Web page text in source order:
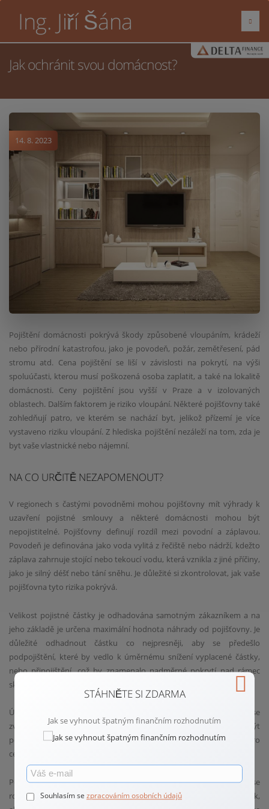
Ing. Jiří Šána
Jak ochránit svou domácnost?
14. 8. 2023
Pojištění domácnosti pokrývá škody způsobené vloupáním, krádeží
nebo přírodní katastrofou, jako je povodeň, požár, zemětřesení, pád
stromu atd. Cena pojištění se liší v závislosti na pokrytí, na výši
spoluúčasti, kterou musí poškozená osoba zaplatit, a také na lokalitě
domácnosti. Ceny pojištění jsou vyšší v Praze a v izolovaných
oblastech. Dalším faktorem je riziko vloupání. Některé pojišťovny také
zohledňují patro, ve kterém se nachází byt, jelikož přízemí je více
vystaveno riziku vloupání. Z hlediska pojištění nezáleží na tom, zda je
byt vaše vlastnické nebo nájemní.
NA CO URČITĚ NEZAPOMENOUT?
V regionech s častými povodněmi mohou pojišťovny mít výhrady k
uzavření pojistné smlouvy a některé domácnosti mohou být
nepojistitelné. Pojišťovny definují rozdíl mezi povodní a záplavou.
Povodeň je definována jako voda vylitá z řečiště nebo nádrží, kdežto
záplava zahrnuje stojící nebo tekoucí vodu, která vznikla z jiné příčiny,
jako je silný déšť nebo tání sněhu. Je důležité si zkontrolovat, jak vaše
pojišťovna tyto rizika pokrývá.
Velikost pojistné částky je odhadována samotným zákazníkem a na
jeho základě je určena maximální hodnota náhrady od pojišťovny. Je
důležité odhadnout částku co nejpresněji, aby se předešlo
podpojištění, které by vedlo k úměrnému snížení vyplacené částky,
nebo připojištění, což by znamenalo nadměrné pokrytí nad rámec
skutečné hodnoty majetku.
Úroveň bezpečnostních opatření, která pojišťovna požaduje, se
zvyšuje v závislosti na požadované pojistné částce. Mohou být
požadovány bezpečnostní zámky, požární detektory nebo trezory pro
cennosti.
Pojišťovny také rozlišují mezi novou a časovou hodnotou. Pokud se
rozhodnete pro novou hodnotu, pojišťovna vám vyplatí náhradu tak,
STÁHNĚTE SI ZDARMA
Jak se vyhnout špatným finančním rozhodnutím
Souhlasím se zpracováním osobních údajů